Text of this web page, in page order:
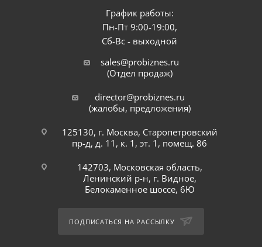
График работы:
Пн-Пт 9:00-19:00,
Сб-Вс - выходной
sales@probiznes.ru
(Отдел продаж)
director@probiznes.ru
(жалобы, предложения)
125130, г. Москва, Старопетровский
пр-д, д. 11, к. 1, эт. 1, помещ. 86
142703, Московская область,
Ленинский р-н, г. Видное,
Белокаменное шоссе, 6Ю
ПОДПИСАТЬСЯ НА РАССЫЛКУ